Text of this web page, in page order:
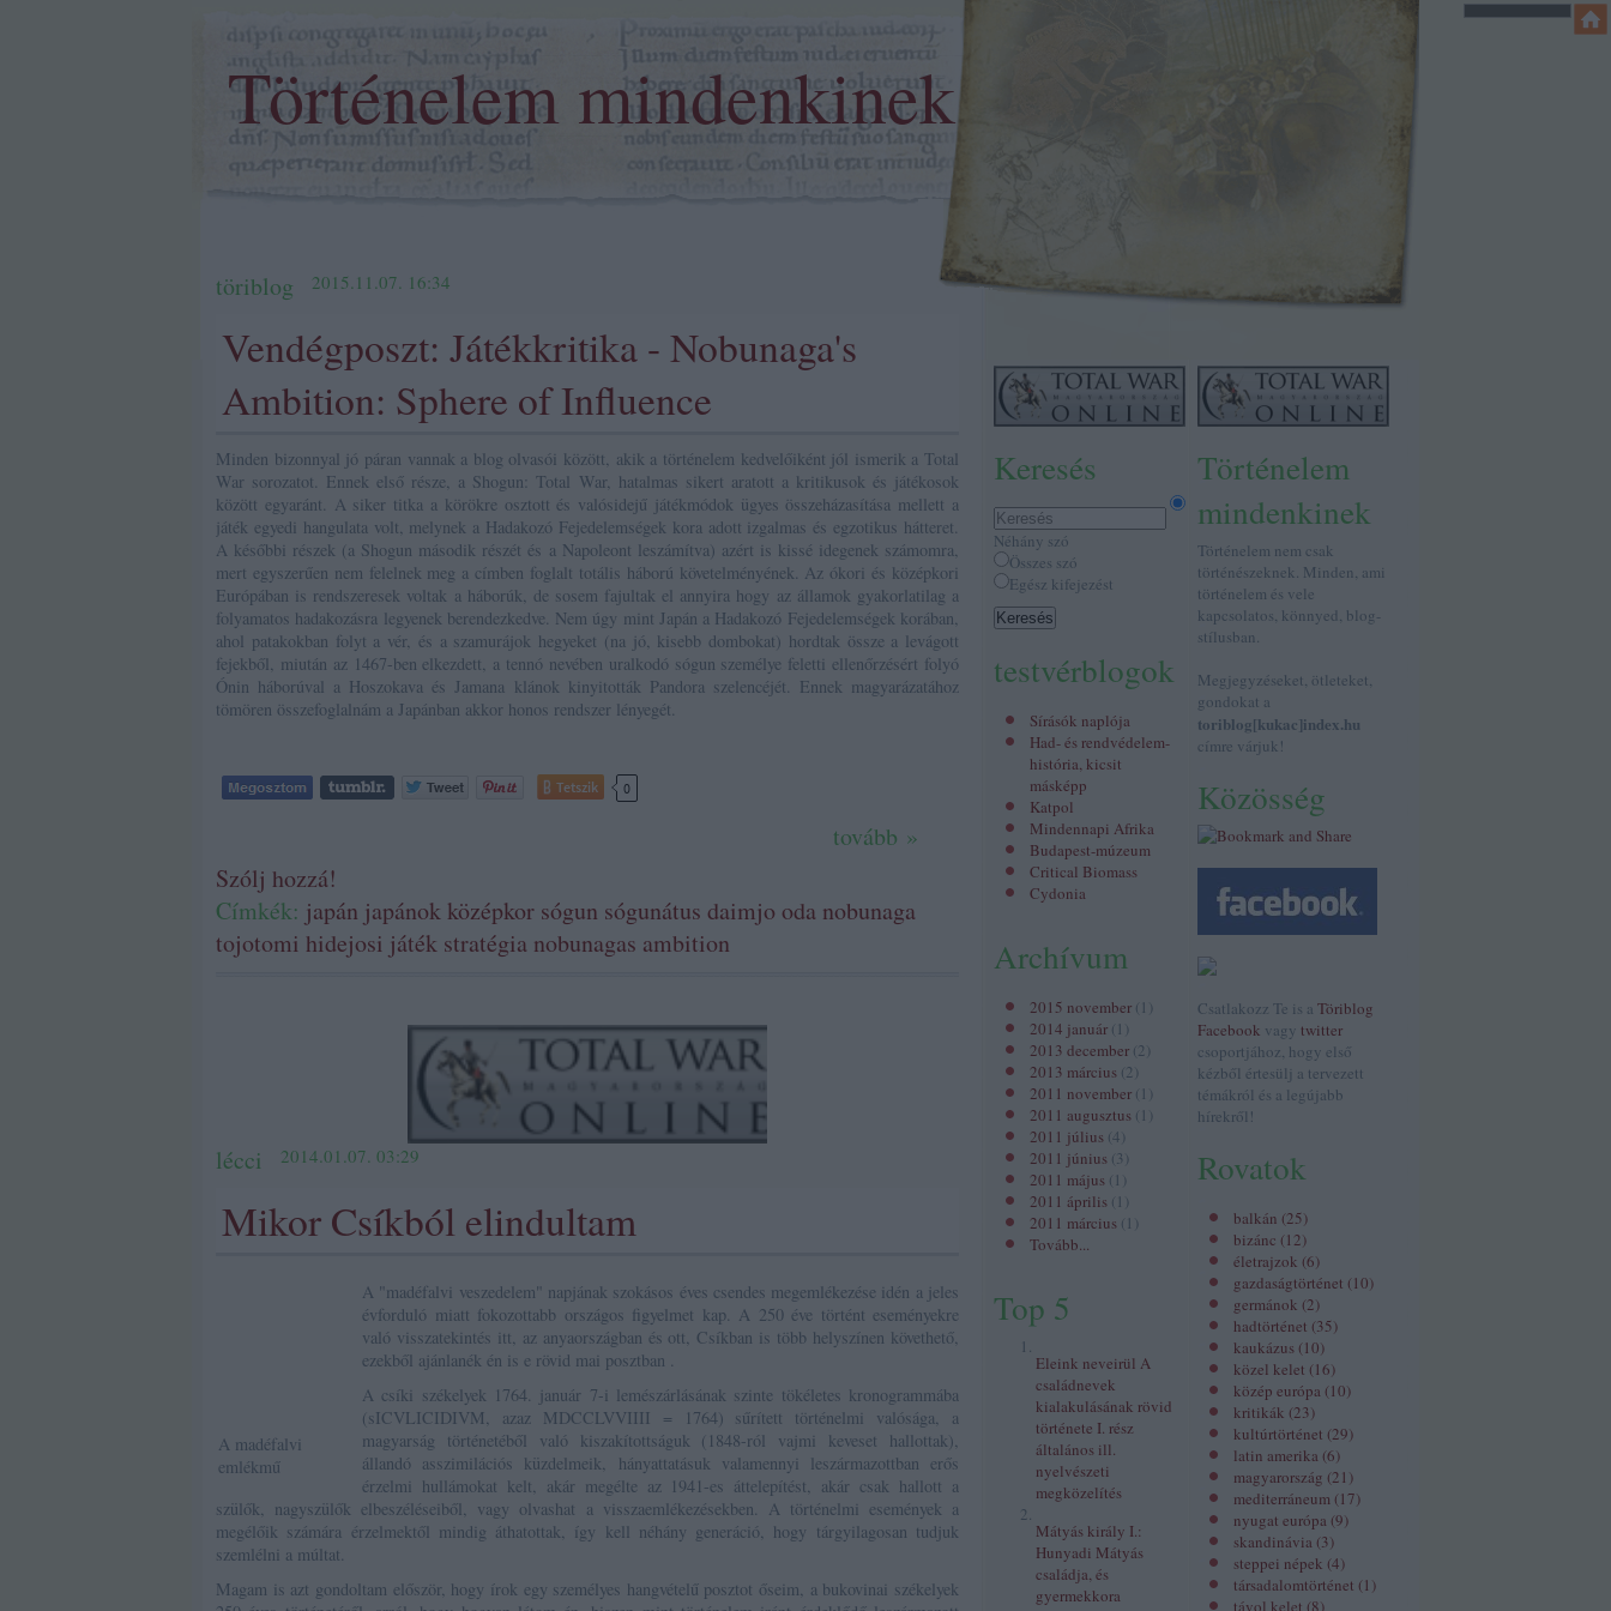
Történelem mindenkinek
Történelem
mindenkinek
Történelem nem csak
történészeknek. Minden, ami
történelem és vele
kapcsolatos, könnyed, blog-
stílusban.
Megjegyzéseket, ötleteket,
gondokat a
toriblog[kukac]index.hu
címre várjuk!
Közösség
Csatlakozz Te is a Töriblog
Facebook vagy twitter
csoportjához, hogy első
kézből értesülj a tervezett
témákról és a legújabb
hírekről!
Rovatok
balkán (25)
bizánc (12)
életrajzok (6)
gazdaságtörténet (10)
germánok (2)
hadtörténet (35)
kaukázus (10)
közel kelet (16)
közép európa (10)
kritikák (23)
kultúrtörténet (29)
latin amerika (6)
magyarország (21 )
mediterráneum (17)
nyugat európa (9)
skandinávia (3)
steppei népek (4)
társadalomtörténet (1 )
távol kelet (8)
Keresés
Néhány szó
Összes szó
Egész kifejezést
testvérblogok
Sírásók naplója
Had- és rendvédelem-
história, kicsit
másképp
Katpol
Mindennapi Afrika
Budapest-múzeum
Critical Biomass
Cydonia
Archívum
2015 november ( 1 )
2014 január ( 1 )
2013 december (2 )
2013 március (2 )
2011 november ( 1 )
2011 augusztus ( 1 )
2011 július (4)
2011 június (3 )
2011 május ( 1 )
2011 április ( 1 )
2011 március ( 1 )
Tovább...
Top 5
Eleink neveirül A
családnevek
kialakulásának rövid
története I. rész
általános ill.
nyelvészeti
megközelítés
Mátyás király I.:
Hunyadi Mátyás
családja, és
gyermekkora
töriblog 2015.11.07. 16:34
Vendégposzt: Játékkritika - Nobunaga's
Ambition: Sphere of Influence
Minden bizonnyal jó páran vannak a blog olvasói között, akik a történelem kedvelőiként jól ismerik a Total
War sorozatot. Ennek első része, a Shogun: Total War, hatalmas sikert aratott a kritikusok és játékosok
között egyaránt. A siker titka a körökre osztott és valósidejű játékmódok ügyes összeházasítása mellett a
játék egyedi hangulata volt, melynek a Hadakozó Fejedelemségek kora adott izgalmas és egzotikus hátteret.
A későbbi részek (a Shogun második részét és a Napoleont leszámítva) azért is kissé idegenek számomra,
mert egyszerűen nem felelnek meg a címben foglalt totális háború követelményének. Az ókori és középkori
Európában is rendszeresek voltak a háborúk, de sosem fajultak el annyira hogy az államok gyakorlatilag a
folyamatos hadakozásra legyenek berendezkedve. Nem úgy mint Japán a Hadakozó Fejedelemségek korában,
ahol patakokban folyt a vér, és a szamurájok hegyeket (na jó, kisebb dombokat) hordtak össze a levágott
fejekből, miután az 1467-ben elkezdett, a tennó nevében uralkodó sógun személye feletti ellenőrzésért folyó
Ónin háborúval a Hoszokava és Jamana klánok kinyitották Pandora szelencéjét. Ennek magyarázatához
tömören összefoglalnám a Japánban akkor honos rendszer lényegét.
Tetszik 0
tovább »
Szólj hozzá!
Címkék: japán japánok középkor sógun sógunátus daimjo oda nobunaga
tojotomi hidejosi játék stratégia nobunagas ambition
lécci 2014.01.07. 03:29
Mikor Csíkból elindultam
A madéfalvi
emlékmű
A "madéfalvi veszedelem" napjának szokásos éves csendes megemlékezése idén a jeles
évforduló miatt fokozottabb országos figyelmet kap. A 250 éve történt eseményekre
való visszatekintés itt, az anyaországban és ott, Csíkban is több helyszínen követhető,
ezekből ajánlanék én is e rövid mai posztban .
A csíki székelyek 1764. január 7-i lemészárlásának szinte tökéletes kronogrammába
(sICVLICIDIVM, azaz MDCCLVVIIII = 1764) sűrített történelmi valósága, a
magyarság történetéből való kiszakítottságuk (1848-ról vajmi keveset hallottak),
állandó asszimilációs küzdelmeik, hányattatásuk valamennyi leszármazottban erős
érzelmi hullámokat kelt, akár megélte az 1941-es áttelepítést, akár csak hallott a
szülők, nagyszülők elbeszéléseiből, vagy olvashat a visszaemlékezésekben. A történelmi események a
megélőik számára érzelmektől mindig áthatottak, így kell néhány generáció, hogy tárgyilagosan tudjuk
szemlélni a múltat.
Magam is azt gondoltam először, hogy írok egy személyes hangvételű posztot őseim, a bukovinai székelyek